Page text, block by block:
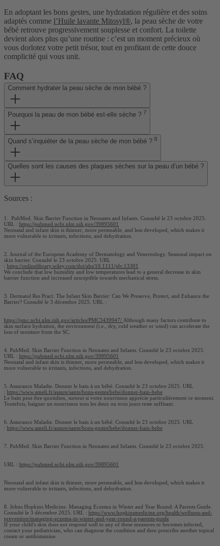
En adoptant les bons gestes, une hydratation régulière et des soins
adaptés comme l’Huile lavante Mitosyl®, la peau sèche de votre
bébé retrouve progressivement souplesse et confort. La toilette
devient alors plus qu’une routine : c’est un moment précieux où
vous dorlotez votre petit trésor, tout en profitant de cette douce
complicité qui vous unit.
FAQ
Comment hydrater la peau sèche de mon bébé ?
Pourquoi la peau de mon bébé est-elle sèche ? 7
Quand s’inquiéter de la peau sèche de mon bébé ? 8
Quelles sont les causes des plaques sèches sur la peau d’un bébé ?
Sources :
1. PubMed. Skin Barrier Function in Neonates and Infants. Consulté le 23 octobre 2025.
URL : https://pubmed.ncbi.nlm.nih.gov/39895601
Neonatal and infant skin is thinner, more permeable, and less developed, which makes it
more vulnerable to irritants, infections, and dehydration.
2. Journal of the European Academy of Dermatology and Venereology. Seasonal impact on
skin barrier. Consulté le 23 octobre 2025. URL
: https://onlinelibrary.wiley.com/doi/abs/10.1111/jdv.13301
We conclude that low humidity and low temperatures lead to a general decrease in skin
barrier function and increased susceptible towards mechanical stress.
3. Dermatol Res Pract. The Infant Skin Barrier: Can We Preserve, Protect, and Enhance the
Barrier? Consulté le 3 décembre 2025. URL :
https://pmc.ncbi.nlm.nih.gov/articles/PMC3439947/ Although many factors contribute to
skin surface hydration, the environment (i.e., dry, cold weather or wind) can accelerate the
loss of moisture from the SC.
4. PubMed. Skin Barrier Function in Neonates and Infants. Consulté le 23 octobre 2025.
URL : https://pubmed.ncbi.nlm.nih.gov/39895601
Neonatal and infant skin is thinner, more permeable, and less developed, which makes it
more vulnerable to irritants, infections, and dehydration.
5. Assurance Maladie. Donner le bain à un bébé. Consulté le 23 octobre 2025. URL
: https://www.ameli.fr/assure/sante/bons-gestes/bebe/donner-bain-bebe
Le bain peut être quotidien, surtout si votre nourrisson apprécie particulièrement ce moment.
Toutefois, baigner un nourrisson tous les deux ou trois jours reste suffisant.
6. Assurance Maladie. Donner le bain à un bébé. Consulté le 23 octobre 2025. URL
: https://www.ameli.fr/assure/sante/bons-gestes/bebe/donner-bain-bebe
7. PubMed. Skin Barrier Function in Neonates and Infants. Consulté le 23 octobre 2025.
URL : https://pubmed.ncbi.nlm.nih.gov/39895601
Neonatal and infant skin is thinner, more permeable, and less developed, which makes it
more vulnerable to irritants, infections, and dehydration.
8. Johns Hopkins Medicine. Managing Eczema in Winter and Year Round: A Parents Guide.
Consulté le 3 décembre 2025. URL : https://www.hopkinsmedicine.org/health/wellness-and-
prevention/managing-eczema-in-winter-and-year-round-a-parents-guide
If your child's skin does not respond well to any of these measures or becomes infected,
contact your pediatrician, who can diagnose the condition and then prescribe another topical
cream or antihistamine.